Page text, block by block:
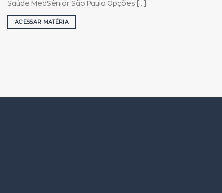
Saúde MedSênior São Paulo Opções [...]
ACESSAR MATÉRIA